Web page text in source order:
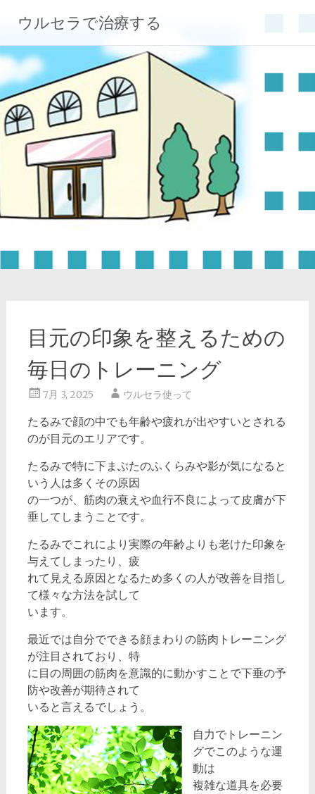
テ
ン
ツ
へ
ス
キ
ウルセラで治療する
目元の印象を整えるための
毎日のトレーニング
7月 3, 2025 ウルセラ使って
たるみで顔の中でも年齢や疲れが出やすいとされる
のが目元のエリアです。
たるみで特に下まぶたのふくらみや影が気になると
いう人は多くその原因
の一つが、筋肉の衰えや血行不良によって皮膚が下
垂してしまうことです。
たるみでこれにより実際の年齢よりも老けた印象を
与えてしまったり、疲
れて見える原因となるため多くの人が改善を目指し
て様々な方法を試して
います。
最近では自分でできる顔まわりの筋肉トレーニング
が注目されており、特
に目の周囲の筋肉を意識的に動かすことで下垂の予
防や改善が期待されて
いると言えるでしょう。
自力でトレーニン
グでこのような運
動は
複雑な道具を必要